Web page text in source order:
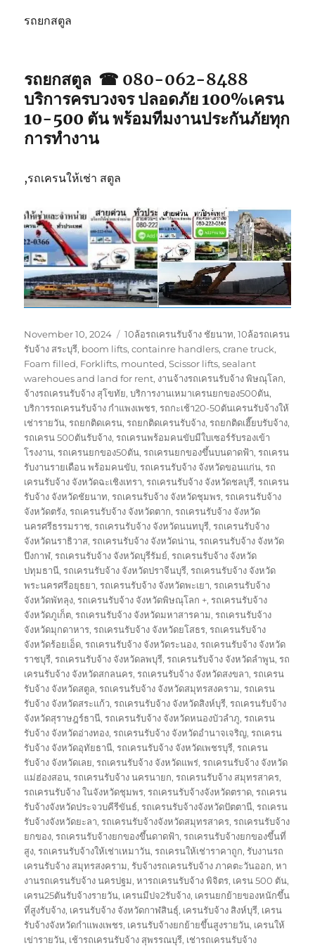
รถยกสตูล
รถยกสตูล ☎ 080-062-8488
บริการครบวงจร ปลอดภัย 100%เครน
10-500 ตัน พร้อมทีมงานประกันภัยทุก
การทำงาน
,รถเครนให้เช่า สตูล
Posted
on
November 10, 2024 Tags
10ล้อรถเครนรับจ้าง ชัยนาท,10ล้อรถเครน
รับจ้าง สระบุรี, boom lifts,containre handlers,crane truck,
Foam filled, Forklifts, mounted,Scissor lifts,sealant
warehoues and land for rent, งานจ้างรถเครนรับจ้าง พิษณุโลก,
จ้างรถเครนรับจ้าง สุโขทัย,บริการงานเหมาเครนยกของ500ตัน,
บริการรถเครนรับจ้าง กำแพงเพชร,รถกะเช้า20-50ตันเครนรับจ้างให้
เช่ารายวัน,รถยกติดเครน,รถยกติดเครนรับจ้าง,รถยกติดเฮี๊ยบรับจ้าง,
รถเครน 500ตันรับจ้าง,รถเครนพร้อมคนขับมีใบเซอร์รับรองเข้า
โรงงาน,รถเครนยกของ50ตัน,รถเครนยกของขึ้นบนดาดฟ้า,รถเครน
รับงานรายเดือน พร้อมคนขับ,รถเครนรับจ้าง จังหวัดขอนแก่น,รถ
เครนรับจ้าง จังหวัดฉะเชิงเทรา,รถเครนรับจ้าง จังหวัดชลบุรี,รถเครน
รับจ้าง จังหวัดชัยนาท,รถเครนรับจ้าง จังหวัดชุมพร,รถเครนรับจ้าง
จังหวัดตรัง,รถเครนรับจ้าง จังหวัดตาก,รถเครนรับจ้าง จังหวัด
นครศรีธรรมราช,รถเครนรับจ้าง จังหวัดนนทบุรี,รถเครนรับจ้าง
จังหวัดนราธิวาส,รถเครนรับจ้าง จังหวัดน่าน,รถเครนรับจ้าง จังหวัด
บึงกาฬ,รถเครนรับจ้าง จังหวัดบุรีรัมย์,รถเครนรับจ้าง จังหวัด
ปทุมธานี,รถเครนรับจ้าง จังหวัดปราจีนบุรี,รถเครนรับจ้าง จังหวัด
พระนครศรีอยุธยา,รถเครนรับจ้าง จังหวัดพะเยา,รถเครนรับจ้าง
จังหวัดพัทลุง,รถเครนรับจ้าง จังหวัดพิษณุโลก +,รถเครนรับจ้าง
จังหวัดภูเก็ต,รถเครนรับจ้าง จังหวัดมหาสารคาม,รถเครนรับจ้าง
จังหวัดมุกดาหาร,รถเครนรับจ้าง จังหวัดยโสธร,รถเครนรับจ้าง
จังหวัดร้อยเอ็ด,รถเครนรับจ้าง จังหวัดระนอง,รถเครนรับจ้าง จังหวัด
ราชบุรี,รถเครนรับจ้าง จังหวัดลพบุรี,รถเครนรับจ้าง จังหวัดลำพูน,รถ
เครนรับจ้าง จังหวัดสกลนคร,รถเครนรับจ้าง จังหวัดสงขลา,รถเครน
รับจ้าง จังหวัดสตูล,รถเครนรับจ้าง จังหวัดสมุทรสงคราม,รถเครน
รับจ้าง จังหวัดสระแก้ว,รถเครนรับจ้าง จังหวัดสิงห์บุรี,รถเครนรับจ้าง
จังหวัดสุราษฎร์ธานี,รถเครนรับจ้าง จังหวัดหนองบัวลำภู,รถเครน
รับจ้าง จังหวัดอ่างทอง,รถเครนรับจ้าง จังหวัดอำนาจเจริญ,รถเครน
รับจ้าง จังหวัดอุทัยธานี,รถเครนรับจ้าง จังหวัดเพชรบุรี,รถเครน
รับจ้าง จังหวัดเลย,รถเครนรับจ้าง จังหวัดแพร่,รถเครนรับจ้าง จังหวัด
แม่ฮ่องสอน,รถเครนรับจ้าง นครนายก,รถเครนรับจ้าง สมุทรสาคร,
รถเครนรับจ้าง ในจังหวัดชุมพร,รถเครนรับจ้างจังหวัดตราด,รถเครน
รับจ้างจังหวัดประจวบคีรีขันธ์,รถเครนรับจ้างจังหวัดปัตตานี,รถเครน
รับจ้างจังหวัดยะลา,รถเครนรับจ้างจังหวัดสมุทรสาคร,รถเครนรับจ้าง
ยกของ,รถเครนรับจ้างยกของขึ้นดาดฟ้า,รถเครนรับจ้างยกของขึ้นที่
สูง,รถเครนรับจ้างให้เช่าเหมาวัน,รถเครนให้เช่าราคาถูก,รับงานรถ
เครนรับจ้าง สมุทรสงคราม,รับจ้างรถเครนรับจ้าง ภาคตะวันออก,หา
งานรถเครนรับจ้าง นครปฐม,หารถเครนรับจ้าง พิจิตร, เครน 500 ตัน,
เครน25ตันรับจ้างรายวัน, เครนมีปจ2รับจ้าง, เครนยกย้ายของหนักขึ้น
ที่สูงรับจ้าง, เครนรับจ้าง จังหวัดกาฬสินธุ์, เครนรับจ้าง สิงห์บุรี, เครน
รับจ้างจังหวัดกำแพงเพชร, เครนรับจ้างยกย้ายขึ้นสูงรายวัน, เครนให้
เข่ารายวัน, เช้ารถเครนรับจ้าง สุพรรณบุรี, เช่ารถเครนรับจ้าง